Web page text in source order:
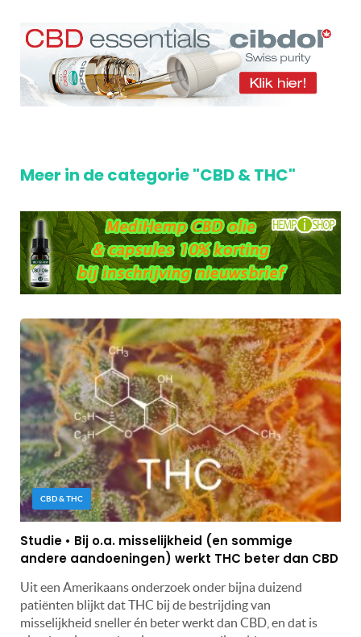
Meer in de categorie "CBD & THC"
CBD & THC
Studie • Bij o.a. misselijkheid (en sommige
andere aandoeningen) werkt THC beter dan CBD
Uit een Amerikaans onderzoek onder bijna duizend
patiënten blijkt dat THC bij de bestrijding van
misselijkheid sneller én beter werkt dan CBD, en dat is